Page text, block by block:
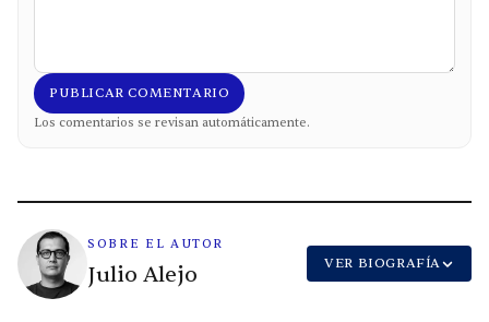
PUBLICAR COMENTARIO
Los comentarios se revisan automáticamente.
SOBRE EL AUTOR
Julio Alejo VER BIOGRAFÍA